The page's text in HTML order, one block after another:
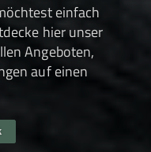
einfach
hier unser
Angeboten,
auf einen